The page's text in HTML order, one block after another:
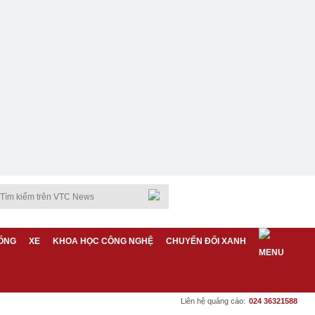
XE KHOA HỌC CÔNG NGHỆ CHUYỂN ĐỔI XANH
Liên hệ quảng cáo: 024 36321588